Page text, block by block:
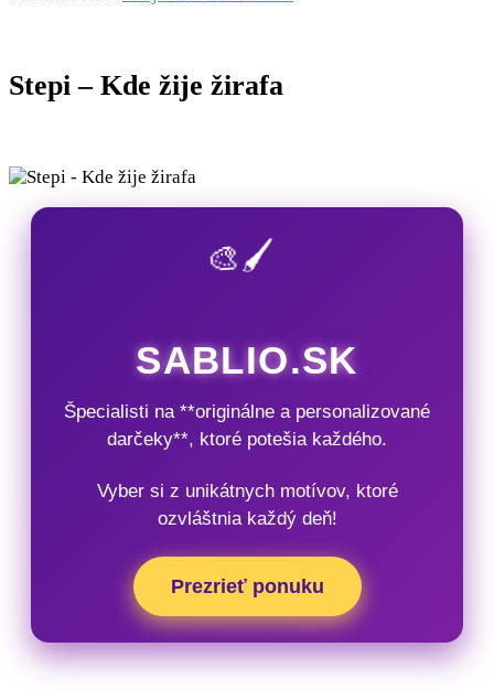
Stepi – Kde žije žirafa
🎨🖌️
SABLIO.SK
Špecialisti na **originálne a personalizované
darčeky**, ktoré potešia každého.
Vyber si z unikátnych motívov, ktoré
ozvláštnia každý deň!
Prezrieť ponuku